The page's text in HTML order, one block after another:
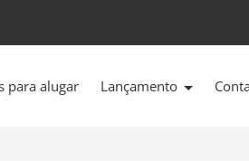
para alugar Lançamento